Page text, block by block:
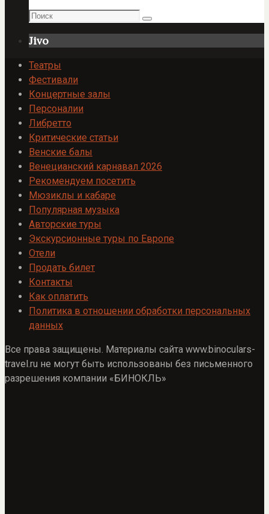
Поиск
Поиск
Jivo
Театры
Фестивали
Концертные залы
Персоналии
Либретто
Критические статьи
Венские балы
Венецианский карнавал 2026
Рекомендуем посетить
Мюзиклы и кабаре
Популярная музыка
Авторские туры
Экскурсионные туры по Европе
Отели
Продать билет
Контакты
Как оплатить
Политика в отношении обработки персональных
данных
Все права защищены. Материалы сайта www.binoculars-
travel.ru не могут быть использованы без письменного
разрешения компании «БИНОКЛЬ»